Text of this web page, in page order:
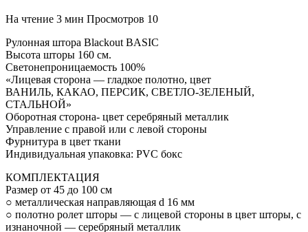
На чтение 3 мин Просмотров 10
Рулонная штора Blackout BASIC
Высота шторы 160 см.
Светонепроницаемость 100%
«Лицевая сторона — гладкое полотно, цвет
ВАНИЛЬ, КАКАО, ПЕРСИК, СВЕТЛО-ЗЕЛЕНЫЙ,
СТАЛЬНОЙ»
Оборотная сторона- цвет серебряный металлик
Управление с правой или с левой стороны
Фурнитура в цвет ткани
Индивидуальная упаковка: PVC бокс
КОМПЛЕКТАЦИЯ
Размер от 45 до 100 см
○ металлическая направляющая d 16 мм
○ полотно ролет шторы — с лицевой стороны в цвет шторы, с
изнаночной — серебряный металлик